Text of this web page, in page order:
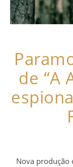
de “A
Nova produção de streaming explora os desafios de um